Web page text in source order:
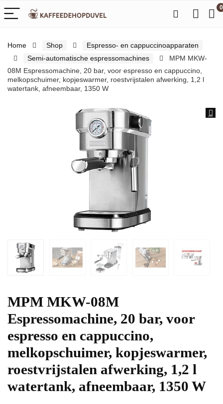
0
Home Shop
Espresso- en cappuccinoapparaten
Semi-automatische espressomachines
MPM MKW-
08M Espressomachine, 20 bar, voor espresso en cappuccino,
melkopschuimer, kopjeswarmer, roestvrijstalen afwerking, 1,2 l
watertank, afneembaar, 1350 W
MPM MKW-08M
Espressomachine, 20 bar, voor
espresso en cappuccino,
melkopschuimer, kopjeswarmer,
roestvrijstalen afwerking, 1,2 l
watertank, afneembaar, 1350 W